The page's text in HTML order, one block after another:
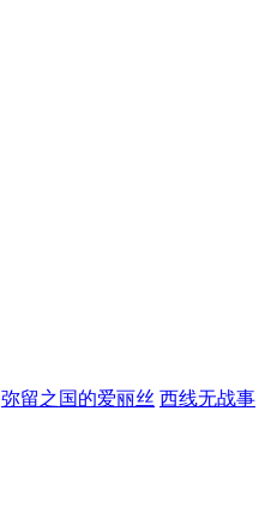
弥留之国的爱丽丝 西线无战事